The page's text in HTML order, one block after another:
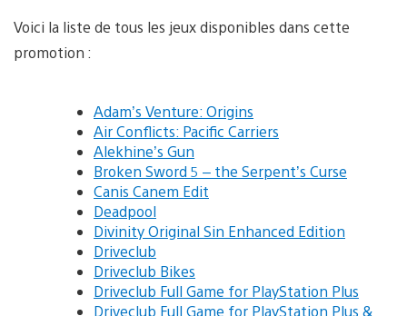
Voici la liste de tous les jeux disponibles dans cette
promotion :
Adam’s Venture: Origins
Air Conflicts: Pacific Carriers
Alekhine’s Gun
Broken Sword 5 – the Serpent’s Curse
Canis Canem Edit
Deadpool
Divinity Original Sin Enhanced Edition
Driveclub
Driveclub Bikes
Driveclub Full Game for PlayStation Plus
Driveclub Full Game for PlayStation Plus &